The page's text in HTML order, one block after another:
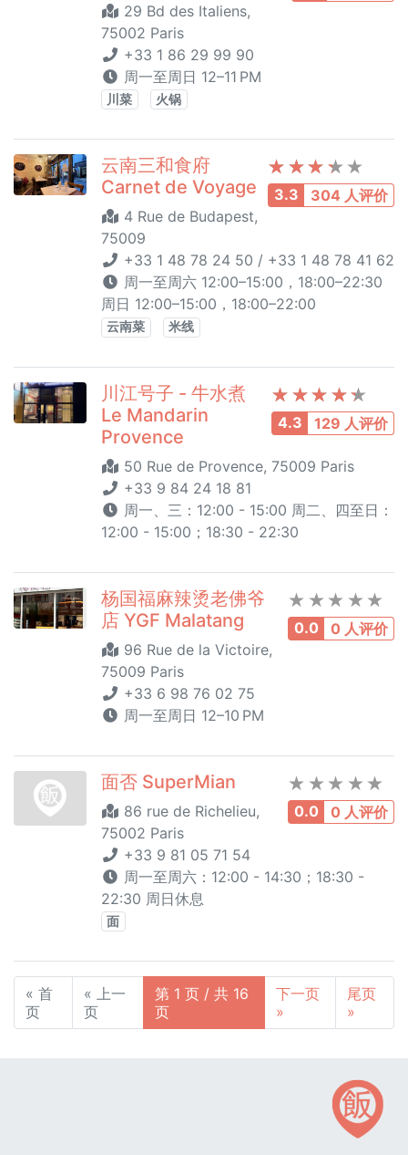
29 Bd des Italiens,
75002 Paris
+33 1 86 29 99 90
周一至周日 12–11 PM
川菜 火锅
3.3 304 人评价
云南三和食府
Carnet de Voyage
4 Rue de Budapest,
75009
+33 1 48 78 24 50 / +33 1 48 78 41 62
周一至周六 12:00–15:00，18:00–22:30
周日 12:00–15:00，18:00–22:00
云南菜 米线
4.3 129 人评价
川江号子 - 牛水煮
Le Mandarin
Provence
50 Rue de Provence, 75009 Paris
+33 9 84 24 18 81
周一、三：12:00 - 15:00 周二、四至日：
12:00 - 15:00；18:30 - 22:30
0.0 0 人评价
杨国福麻辣烫老佛爷
店 YGF Malatang
96 Rue de la Victoire,
75009 Paris
+33 6 98 76 02 75
周一至周日 12–10 PM
0.0 0 人评价
面否 SuperMian
86 rue de Richelieu,
75002 Paris
+33 9 81 05 71 54
周一至周六：12:00 - 14:30；18:30 -
22:30 周日休息
面
« 首
页
« 上一
页
第 1 页 / 共 16
页
下一页
»
尾页
»